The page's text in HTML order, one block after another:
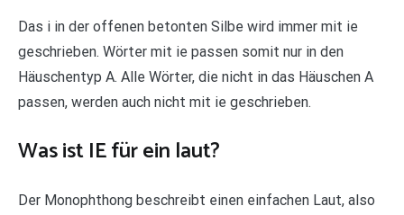
Das i in der offenen betonten Silbe wird immer mit ie
geschrieben. Wörter mit ie passen somit nur in den
Häuschentyp A. Alle Wörter, die nicht in das Häuschen A
passen, werden auch nicht mit ie geschrieben.
Was ist IE für ein laut?
Der Monophthong beschreibt einen einfachen Laut, also